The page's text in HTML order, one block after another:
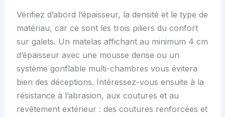
Vérifiez d’abord l’épaisseur, la densité et le type de
matériau, car ce sont les trois piliers du confort
sur galets. Un matelas affichant au minimum 4 cm
d’épaisseur avec une mousse dense ou un
système gonflable multi-chambres vous évitera
bien des déceptions. Intéressez-vous ensuite à la
résistance à l’abrasion, aux coutures et au
revêtement extérieur : des coutures renforcées et